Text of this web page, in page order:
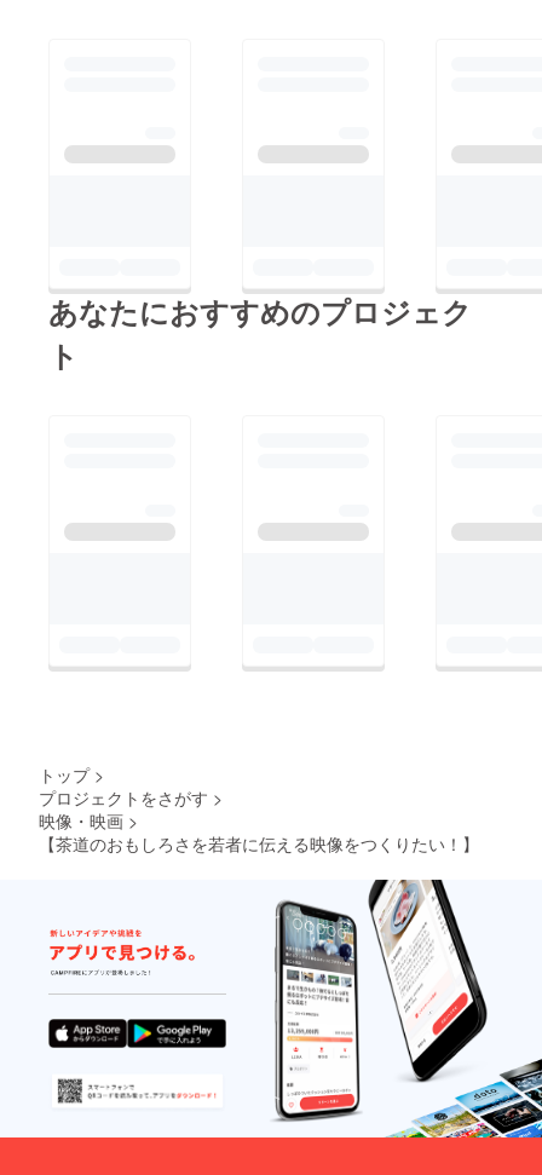
の生活に訪れると思い
ますか？詳細をお話し
フィールに記載されて
いるメールアドレス
す。
た時間、自分と
向き合うための
なものとして若
ぐために我々は
掲載 ・
ンドク
レジッ
トでの
す。お
して、
v=jkTG
pY ・注
意事
項：支
援時、
必ず備
考欄に
掲載を
希望さ
れるお
名前を
ご記入
くださ
い。
あなたにおすすめのプロジェク
ト
トップ >
プロジェクトをさがす >
映像・映画 >
【茶道のおもしろさを若者に伝える映像をつくりたい！】